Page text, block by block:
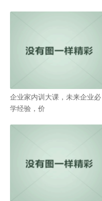
企业家内训大课，未来企业必
学经验，价